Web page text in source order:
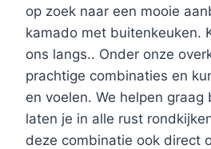
op zoek naar een mooie
kamado met buitenkeuken.
ons langs.. Onder onze
prachtige combinaties en
en voelen. We helpen
laten je in alle rust
deze combinatie ook direct